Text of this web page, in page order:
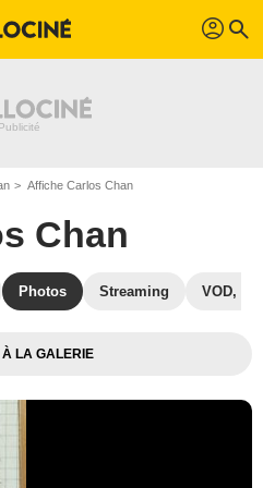
profil search
Affiche Carlos Chan
Chan
Photos Streaming VOD,
À LA GALERIE